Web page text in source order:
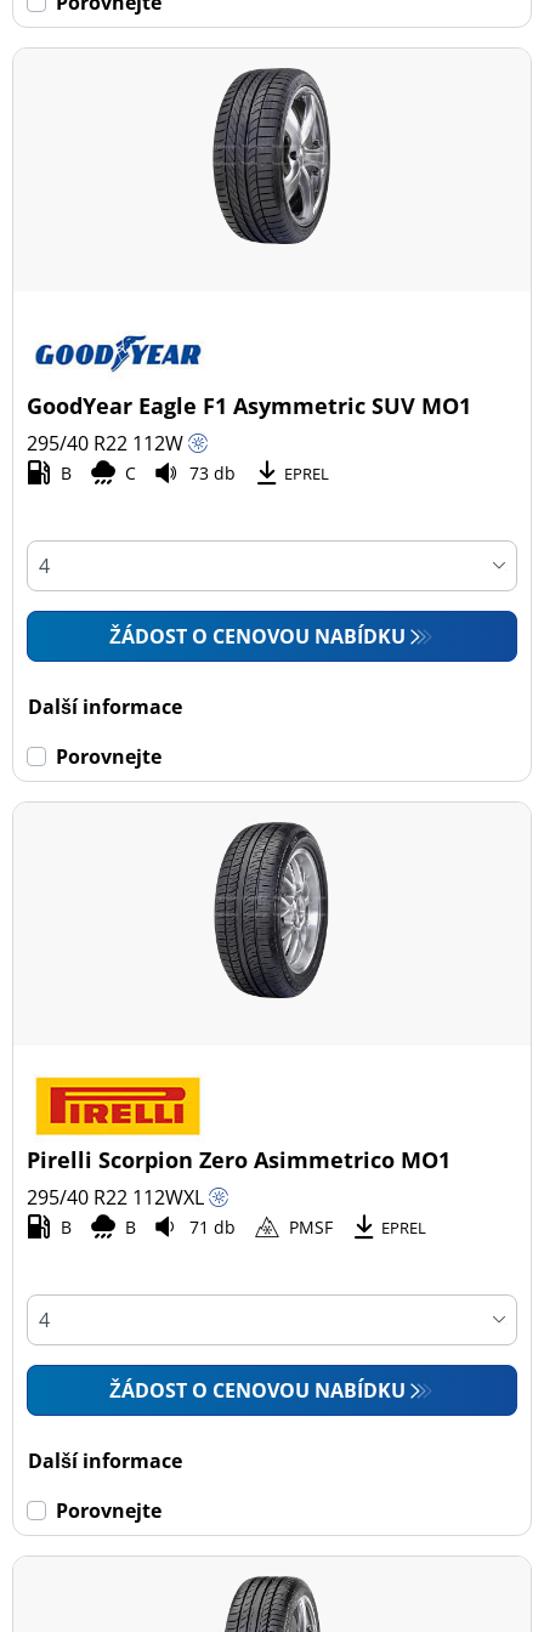
Ne dojezdové (12)
GoodYear Eagle F1 Asymmetric SUV MO1
295/40 R22 112W
B C 73 db EPREL
ŽÁDOST O CENOVOU NABÍDKU
Další informace
Porovnejte
Pirelli Scorpion Zero Asimmetrico MO1
295/40 R22 112WXL
B B 71 db PMSF EPREL
ŽÁDOST O CENOVOU NABÍDKU
Další informace
Porovnejte